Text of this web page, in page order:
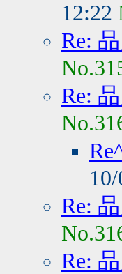
12:22
Re:
Re:
Re:
Re: